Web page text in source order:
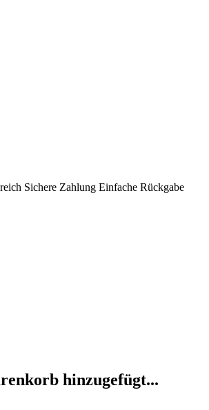
Sichere Zahlung Einfache Rückgabe
hinzugefügt...